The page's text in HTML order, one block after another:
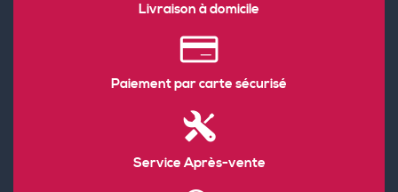
Livraison à domicile
Paiement par carte sécurisé
Service Après-vente